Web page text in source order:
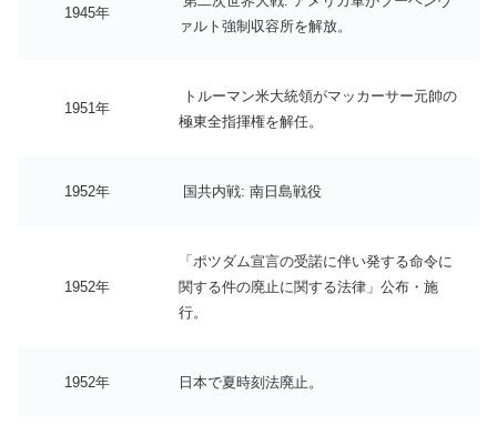
1945年
ァルト強制収容所を解放。
1951年
トルーマン米大統領がマッカーサー元帥の
極東全指揮権を解任。
1952年 国共内戦: 南日島戦役
1952年
「ポツダム宣言の受諾に伴い発する命令に
関する件の廃止に関する法律」公布・施
行。
1952年 日本で夏時刻法廃止。